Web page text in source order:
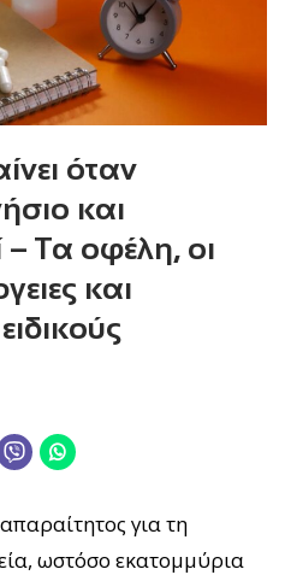
όταν
και
– Τα οφέλη, οι
και
για τη
ωστόσο εκατομμύρια